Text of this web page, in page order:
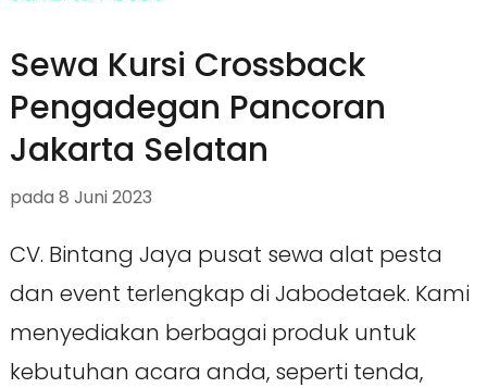
Sewa Kursi Crossback
Pengadegan Pancoran
Jakarta Selatan
pada 8 Juni 2023
CV. Bintang Jaya pusat sewa alat pesta
dan event terlengkap di Jabodetaek. Kami
menyediakan berbagai produk untuk
kebutuhan acara anda, seperti tenda,